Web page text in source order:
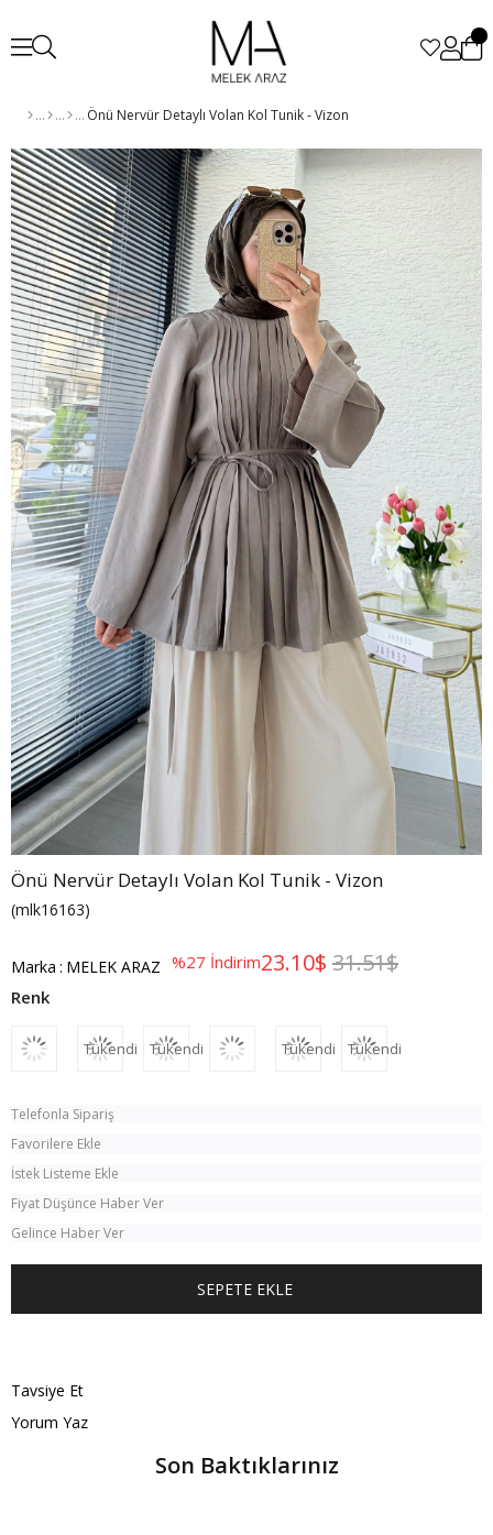
Önü Nervür Detaylı Volan Kol Tunik - Vizon
Önü Nervür Detaylı Volan Kol Tunik - Vizon
(mlk16163)
Marka : MELEK ARAZ %27 İndirim 31.51$
23.10$
Tükendi Tükendi Tükendi Tükendi
Telefonla Sipariş
Favorilere Ekle
İstek Listeme Ekle
Fiyat Düşünce Haber Ver
Gelince Haber Ver
Tavsiye Et
Yorum Yaz
Son Baktıklarınız